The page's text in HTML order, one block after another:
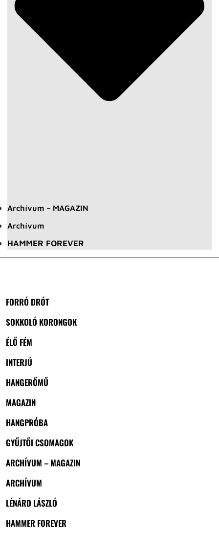
Archívum – MAGAZIN
Archívum
HAMMER FOREVER
FORRÓ DRÓT
SOKKOLÓ KORONGOK
ÉLŐ FÉM
INTERJÚ
HANGERŐMŰ
MAGAZIN
HANGPRÓBA
GYŰJTŐI CSOMAGOK
ARCHÍVUM – MAGAZIN
ARCHÍVUM
LÉNÁRD LÁSZLÓ
HAMMER FOREVER